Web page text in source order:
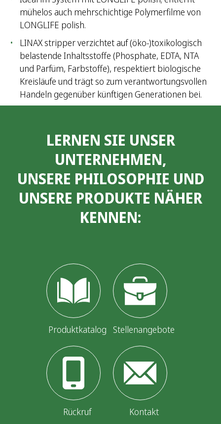
mühelos auch mehrschichtige Polymerfilme von
LONGLIFE polish.
LINAX stripper verzichtet auf (öko-)toxikologisch
belastende Inhaltsstoffe (Phosphate, EDTA, NTA
und Parfüm, Farbstoffe), respektiert biologische
Kreisläufe und trägt so zum verantwortungsvollen
Handeln gegenüber künftigen Generationen bei.
LERNEN SIE UNSER
UNTERNEHMEN,
UNSERE PHILOSOPHIE UND
UNSERE PRODUKTE NÄHER
KENNEN:
Produktkatalog Stellenangebote
Rückruf Kontakt